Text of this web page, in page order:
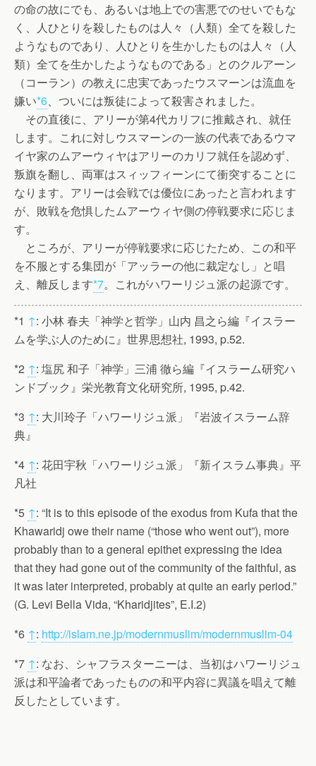
の命の故にでも、あるいは地上での害悪でのせいでもな
く、人ひとりを殺したものは人々（人類）全てを殺した
ようなものであり、人ひとりを生かしたものは人々（人
類）全てを生かしたようなものである」とのクルアーン
（コーラン）の教えに忠実であったウスマーンは流血を
嫌い*6、ついには叛徒によって殺害されました。
その直後に、アリーが第4代カリフに推戴され、就任
します。これに対しウスマーンの一族の代表であるウマ
イヤ家のムアーウィヤはアリーのカリフ就任を認めず、
叛旗を翻し、両軍はスィッフィーンにて衝突することに
なります。アリーは会戦では優位にあったと言われます
が、敗戦を危惧したムアーウィヤ側の停戦要求に応じま
す。
ところが、アリーが停戦要求に応じたため、この和平
を不服とする集団が「アッラーの他に裁定なし」と唱
え、離反します*7。これがハワーリジュ派の起源です。
*1 ↑: 小林 春夫「神学と哲学」山内 昌之ら編『イスラー
ムを学ぶ人のために』世界思想社, 1993, p.52.
*2 ↑: 塩尻 和子「神学」三浦 徹ら編『イスラーム研究ハ
ンドブック』栄光教育文化研究所, 1995, p.42.
*3 ↑: 大川玲子「ハワーリジュ派」『岩波イスラーム辞
典』
*4 ↑: 花田宇秋「ハワーリジュ派」『新イスラム事典』平
凡社
*5 ↑: “It is to this episode of the exodus from Kufa that the
Khawaridj owe their name (“those who went out”), more
probably than to a general epithet expressing the idea
that they had gone out of the community of the faithful, as
it was later interpreted, probably at quite an early period.”
(G. Levi Bella Vida, “Kharidjites”, E.I.2)
*6 ↑: http://islam.ne.jp/modernmuslim/modernmuslim-04
*7 ↑: なお、シャフラスターニーは、当初はハワーリジュ
派は和平論者であったものの和平内容に異議を唱えて離
反したとしています。